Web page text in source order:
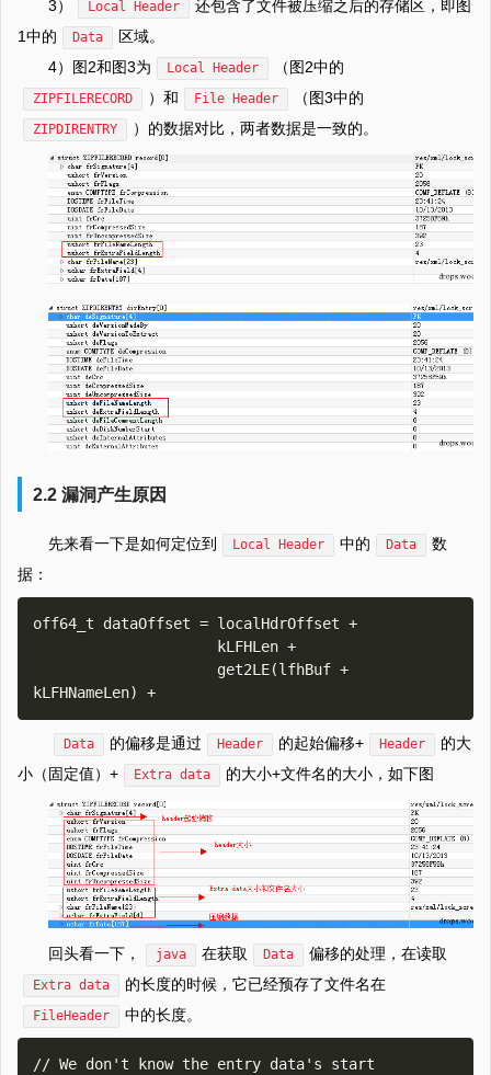
3）
Local Header
还包含了文件被压缩之后的存储区，即图
1中的
Data
区域。
4）图2和图3为
Local Header （图2中的
ZIPFILERECORD ）和 File Header （图3中的
ZIPDIRENTRY ）的数据对比，两者数据是一致的。
2.2 漏洞产生原因
先来看一下是如何定位到 Local Header 中的 Data
数
据：
off64_t dataOffset = localHdrOffset +
Data 的偏移是通过 Header 的起始偏移+ Header
的大
小（固定值）+
Extra data 的大小+文件名的大小，如下图
回头看一下， java 在获取 Data 偏移的处理，在读取
Extra data 的长度的时候，它已经预存了文件名在
FileHeader 中的长度。
// We don't know the entry data's start